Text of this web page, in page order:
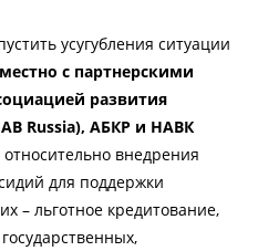
усугубления ситуации
с партнерскими
развития
Russia), АБКР и НАВК
внедрения
для поддержки
– льготное кредитование,